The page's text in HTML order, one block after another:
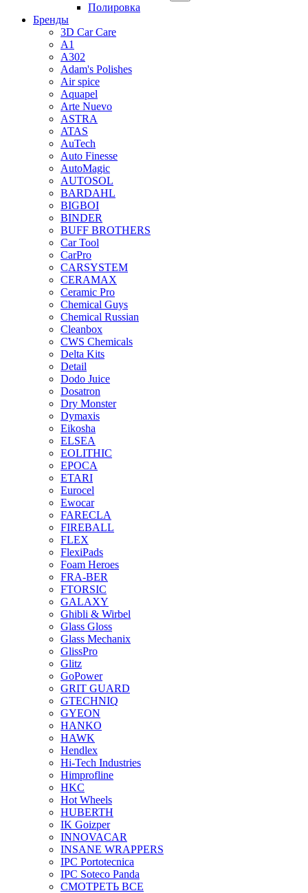
Полировка
Бренды
3D Car Care
A1
A302
Adam's Polishes
Air spice
Aquapel
Arte Nuevo
ASTRA
ATAS
AuTech
Auto Finesse
AutoMagic
AUTOSOL
BARDAHL
BIGBOI
BINDER
BUFF BROTHERS
Car Tool
CarPro
CARSYSTEM
CERAMAX
Ceramic Pro
Chemical Guys
Chemical Russian
Cleanbox
CWS Chemicals
Delta Kits
Detail
Dodo Juice
Dosatron
Dry Monster
Dymaxis
Eikosha
ELSEA
EOLITHIC
EPOCA
ETARI
Eurocel
Ewocar
FARECLA
FIREBALL
FLEX
FlexiPads
Foam Heroes
FRA-BER
FTORSIC
GALAXY
Ghibli & Wirbel
Glass Gloss
Glass Mechanix
GlissPro
Glitz
GoPower
GRIT GUARD
GTECHNIQ
GYEON
HANKO
HAWK
Hendlex
Hi-Tech Industries
Himprofline
HKC
Hot Wheels
HUBERTH
IK Goizper
INNOVACAR
INSANE WRAPPERS
IPC Portotecnica
IPC Soteco Panda
СМОТРЕТЬ ВСЕ